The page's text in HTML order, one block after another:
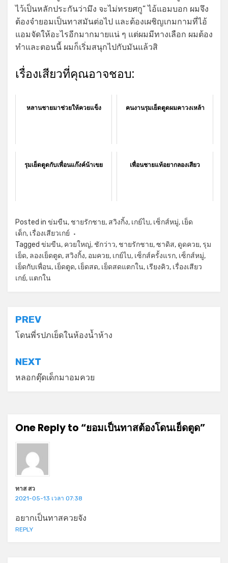
ไว้เป็นหลักประกันว่ามึง จะไม่ทรยศกู” ไอ้แอมบอก ผมจึง
ต้องจำยอมเป็นทาสมันต่อไป และต้องเผชิญเกมกามที่ไอ้
แอมจัดให้อะไรอีกมากมายแน่ ๆ แต่ผมมีทางเลือก ผมต้อง
ทำและตอนนี้ ผมก็เริ่มสนุกไปกับมันแล้วสิ
เรื่องเสียวที่คุณอาจชอบ:
หลานชายมาช่วยให้ควยแข็ง คนงานรุมเย็ดตูดผมคาวงเหล้า
รุมเย็ดตูดกับเพื่อนแก๊งค์น้าเขย เพื่อนชายแท้อยากลองเสียว
Posted in ข่มขืน, ชายรักชาย, สวิงกิ้ง, เกย์ไบ, เซ็กส์หมู่, เย็ด
เด็ก, เรื่องเสียวเกย์
Tagged ข่มขืน, ควยใหญ่, ชักว่าว, ชายรักชาย,ซาดิส, ดูดควย, รุม
เย็ด, ลองเย็ดตูด, สวิงกิ้ง, อมควย, เกย์ไบ, เซ็กส์ครั้งแรก, เซ็กส์หมู่,
เย็ดกับเพื่อน, เย็ดตูด, เย็ดสด, เย็ดสดแตกใน, เรียงคิว, เรื่องเสียว
เกย์, แตกใน
แนะแนว
เรื่อง
PREV
โดนพี่รปภเย็ดในห้องน้ำห้าง
NEXT
หลอกตุ๊ดเด็กมาอมควย
One Reply to “ยอมเป็นทาสต้องโดนเย็ดตูด”
ทาส สว
2021-05-13 เวลา 07:38
อยากเป็นทาสควยจัง
REPLY